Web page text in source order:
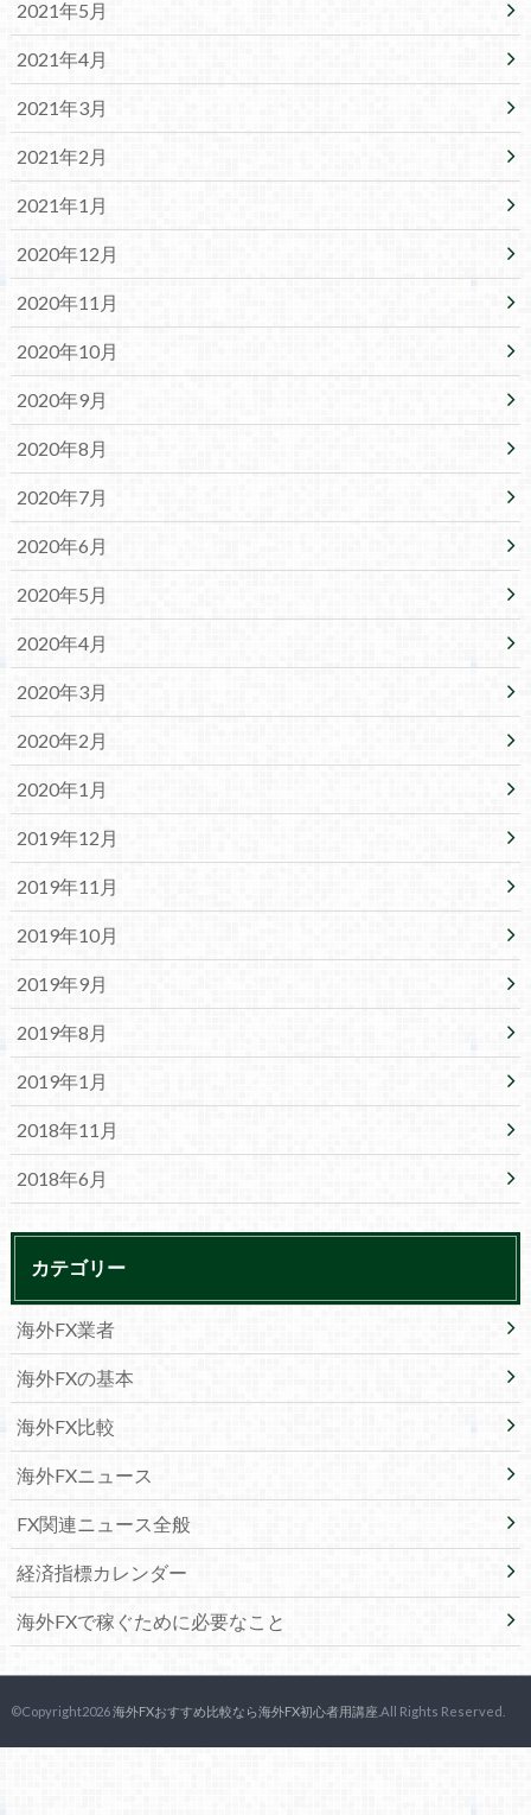
2021年5月
2021年4月
2021年3月
2021年2月
2021年1月
2020年12月
2020年11月
2020年10月
2020年9月
2020年8月
2020年7月
2020年6月
2020年5月
2020年4月
2020年3月
2020年2月
2020年1月
2019年12月
2019年11月
2019年10月
2019年9月
2019年8月
2019年1月
2018年11月
2018年6月
カテゴリー
海外FX業者
海外FXの基本
海外FX比較
海外FXニュース
FX関連ニュース全般
経済指標カレンダー
海外FXで稼ぐために必要なこと
©Copyright2026海外FXおすすめ比較なら海外FX初心者用講座 .All Rights Reserved.